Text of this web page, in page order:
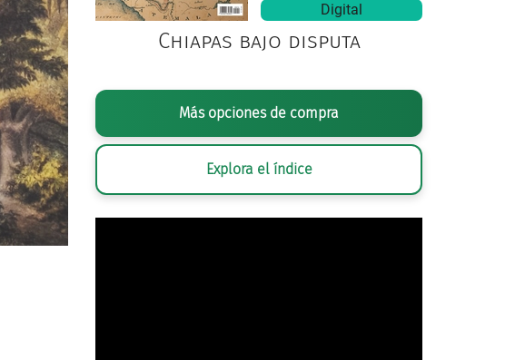
Digital
Chiapas bajo disputa
Más opciones de compra
Explora el índice